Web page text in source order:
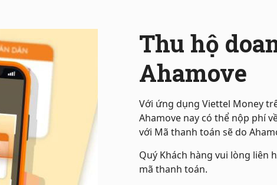
Thu hộ
Ahamove
Với ứng dụng Viettel Money
Ahamove nay có thể nộp phí
với Mã thanh toán sẽ do
Quý Khách hàng vui lòng liên
mã thanh toán.